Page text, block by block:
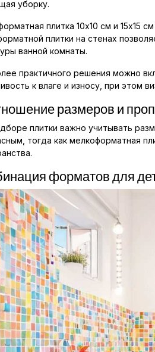
уборку.
плитка 10x10 см и 15x15
плитки на стенах
ванной комнаты.
практичного решения можно
к влаге и износу, при этом
размеров и
плитки важно учитывать
тогда как мелкоформатная
форматов для